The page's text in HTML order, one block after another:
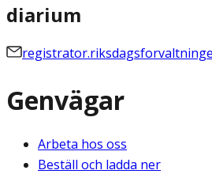
diarium
Genvägar
Arbeta hos oss
Beställ och ladda ner